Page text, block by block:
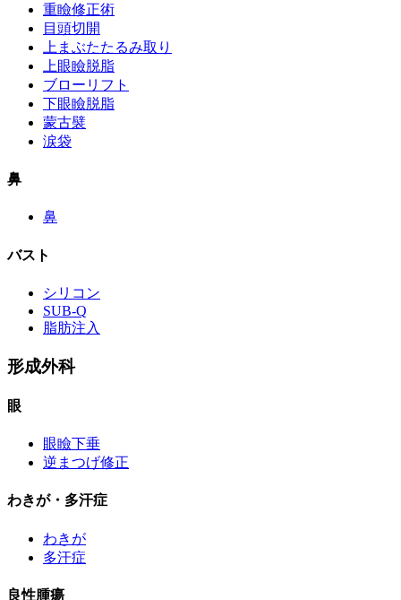
重瞼修正術
目頭切開
上まぶたたるみ取り
上眼瞼脱脂
ブローリフト
下眼瞼脱脂
蒙古襞
涙袋
鼻
鼻
バスト
シリコン
SUB-Q
脂肪注入
形成外科
眼
眼瞼下垂
逆まつげ修正
わきが・多汗症
わきが
多汗症
良性腫瘍